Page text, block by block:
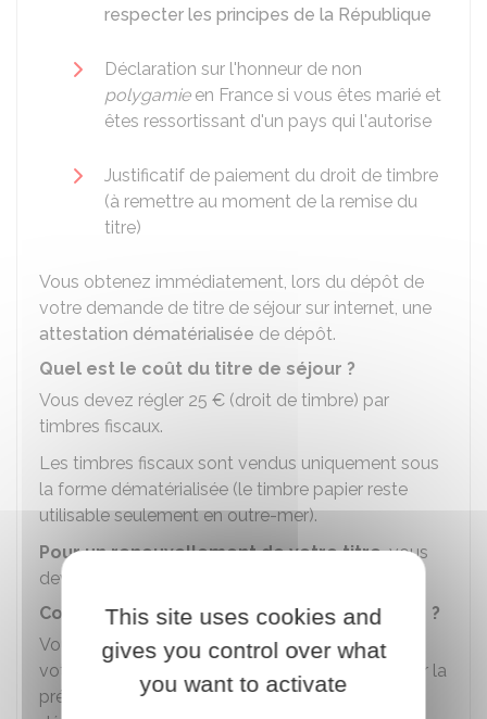
respecter les principes de la République
Déclaration sur l'honneur de non
polygamieen France si vous êtes marié et
êtes ressortissant d'un pays qui l'autorise
Justificatif de paiement du droit de timbre
(à remettre au moment de la remise du
titre)
Vous obtenez immédiatement, lors du dépôt de
votre demande de titre de séjour sur internet, une
attestation dématérialisée de dépôt.
Quel est le coût du titre de séjour ?
Vous devez régler 25 € (droit de timbre) par
timbres fiscaux.
Les timbres fiscaux sont vendus uniquement sous
la forme dématérialisée (le timbre papier reste
utilisable seulement en outre-mer).
Pour un renouvellement de votre titre, vous
devrez régler
Comment le titre de séjour est-il est remis ?
Vous êtes contacté par mail ou par sms lorsque
votre titre de séjour est prêt. Il vous est remis par la
préfecture ou la sous-préfecture de votre
This site uses cookies and
gives you control over what
you want to activate